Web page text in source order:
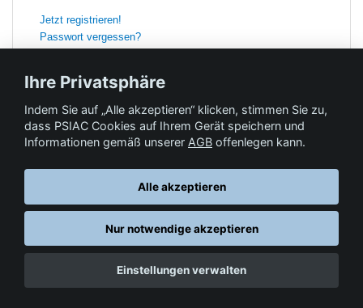
Jetzt registrieren!
Passwort vergessen?
Feedback
© Springer-Verlag GmbH. Part of Springer Nature •Datenschutz,AGB,
Ihre Privatsphäre
Indem Sie auf „Alle akzeptieren“ klicken, stimmen Sie zu,
dass PSIAC Cookies auf Ihrem Gerät speichern und
Informationen gemäß unserer AGB offenlegen kann.
Alle akzeptieren
Nur notwendige akzeptieren
Einstellungen verwalten